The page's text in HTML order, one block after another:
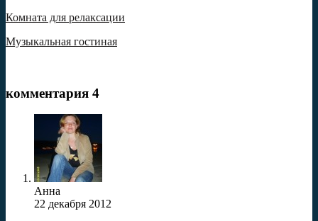
Комната для релаксации
Музыкальная гостиная
комментария 4
Анна
22 декабря 2012